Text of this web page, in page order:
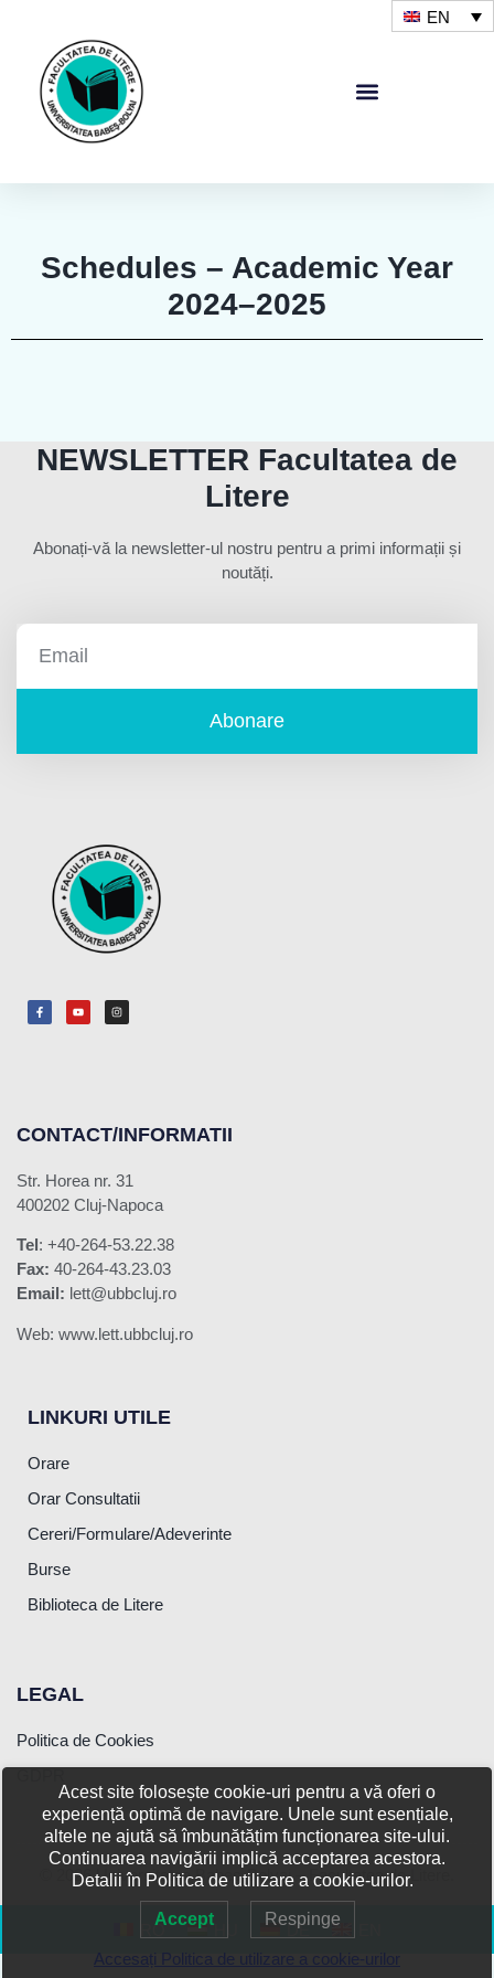
EN
Schedules – Academic Year
2024–2025
NEWSLETTER Facultatea de
Litere
Abonați-vă la newsletter-ul nostru pentru a primi informații și
noutăți.
Abonare
CONTACT/INFORMATII
Str. Horea nr. 31
400202 Cluj-Napoca
Tel: +40-264-53.22.38
Fax: 40-264-43.23.03
Email: lett@ubbcluj.ro
Web: www.lett.ubbcluj.ro
LINKURI UTILE
Orare
Orar Consultatii
Cereri/Formulare/Adeverinte
Burse
Biblioteca de Litere
LEGAL
Politica de Cookies
© 2026 Universitatea Babeș-Bolyai – Facultatea de Litere.
RO HU DE
Acest site folosește cookie-uri pentru a vă oferi o
experiență optimă de navigare. Unele sunt esențiale,
altele ne ajută să îmbunătățim funcționarea site-ului.
Continuarea navigării implică acceptarea acestora.
Detalii în Politica de utilizare a cookie-urilor.
Accept Respinge
Accesați Politica de utilizare a cookie-urilor